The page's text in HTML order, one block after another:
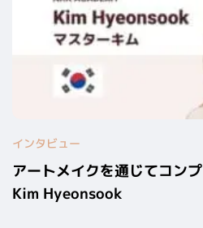
インタビュー
アートメイクを通じてコン
Kim Hyeonsook